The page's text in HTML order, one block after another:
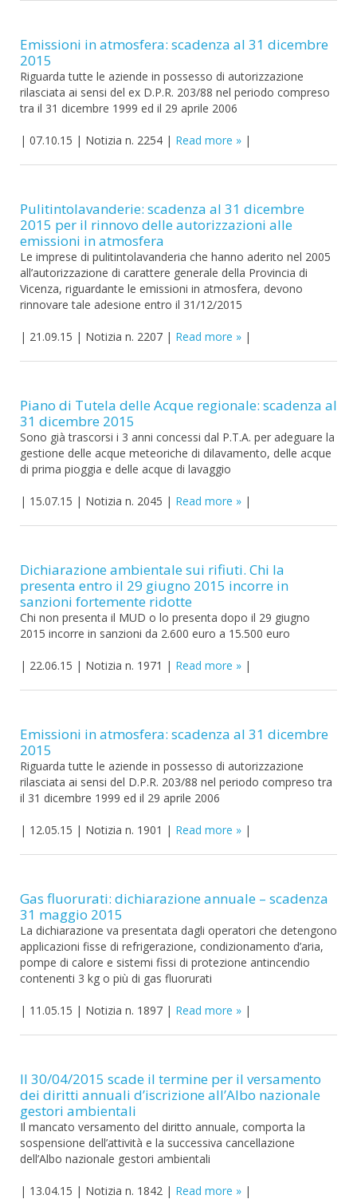
Emissioni in atmosfera: scadenza al 31 dicembre
2015
Riguarda tutte le aziende in possesso di autorizzazione
rilasciata ai sensi del ex D.P.R. 203/88 nel periodo compreso
tra il 31 dicembre 1999 ed il 29 aprile 2006
| 07.10.15 | Notizia n. 2254 | Read more |
Pulitintolavanderie: scadenza al 31 dicembre
2015 per il rinnovo delle autorizzazioni alle
emissioni in atmosfera
Le imprese di pulitintolavanderia che hanno aderito nel 2005
all’autorizzazione di carattere generale della Provincia di
Vicenza, riguardante le emissioni in atmosfera, devono
rinnovare tale adesione entro il 31/12/2015
| 21.09.15 | Notizia n. 2207 | Read more |
Piano di Tutela delle Acque regionale: scadenza al
31 dicembre 2015
Sono già trascorsi i 3 anni concessi dal P.T.A. per adeguare la
gestione delle acque meteoriche di dilavamento, delle acque
di prima pioggia e delle acque di lavaggio
| 15.07.15 | Notizia n. 2045 | Read more |
Dichiarazione ambientale sui rifiuti. Chi la
presenta entro il 29 giugno 2015 incorre in
sanzioni fortemente ridotte
Chi non presenta il MUD o lo presenta dopo il 29 giugno
2015 incorre in sanzioni da 2.600 euro a 15.500 euro
| 22.06.15 | Notizia n. 1971 | Read more |
Emissioni in atmosfera: scadenza al 31 dicembre
2015
Riguarda tutte le aziende in possesso di autorizzazione
rilasciata ai sensi del D.P.R. 203/88 nel periodo compreso tra
il 31 dicembre 1999 ed il 29 aprile 2006
| 12.05.15 | Notizia n. 1901 | Read more |
Gas fluorurati: dichiarazione annuale – scadenza
31 maggio 2015
La dichiarazione va presentata dagli operatori che detengono
applicazioni fisse di refrigerazione, condizionamento d’aria,
pompe di calore e sistemi fissi di protezione antincendio
contenenti 3 kg o più di gas fluorurati
| 11.05.15 | Notizia n. 1897 | Read more |
Il 30/04/2015 scade il termine per il versamento
dei diritti annuali d’iscrizione all’Albo nazionale
gestori ambientali
Il mancato versamento del diritto annuale, comporta la
sospensione dell’attività e la successiva cancellazione
dell’Albo nazionale gestori ambientali
| 13.04.15 | Notizia n. 1842 | Read more |